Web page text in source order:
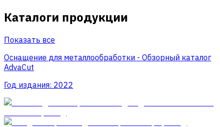
Каталоги продукции
Показать все
Оснащение для металлообработки - Обзорный каталог
AdvaCut
Год издания: 2022